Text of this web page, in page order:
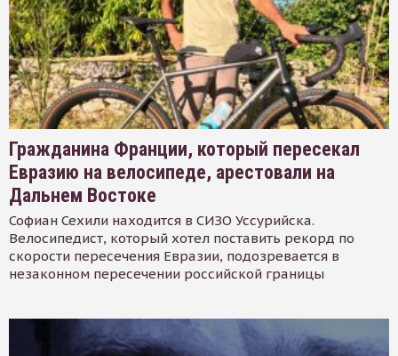
Гражданина Франции, который пересекал
Евразию на велосипеде, арестовали на
Дальнем Востоке
Софиан Сехили находится в СИЗО Уссурийска.
Велосипедист, который хотел поставить рекорд по
скорости пересечения Евразии, подозревается в
незаконном пересечении российской границы